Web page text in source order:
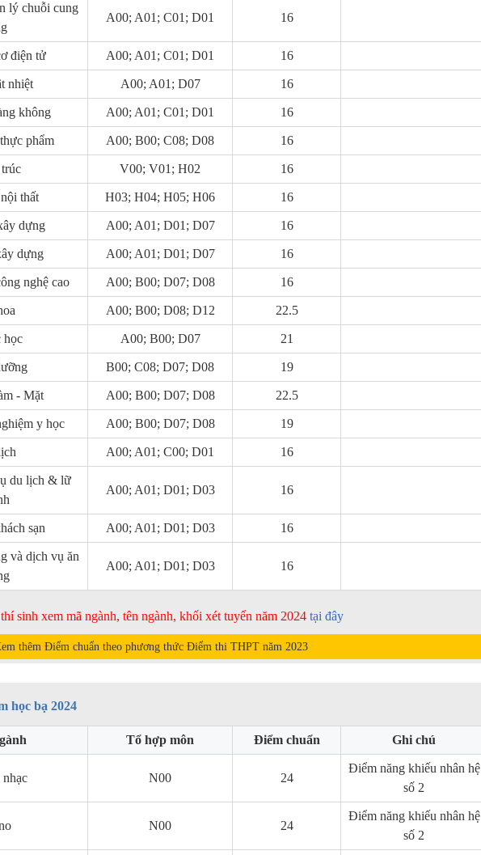
lý chuỗi cung
A00; A01; C01; D01 16
điện tử A00; A01; C01; D01 16
nhiệt A00; A01; D07 16
không A00; A01; C01; D01 16
phẩm A00; B00; C08; D08 16
V00; V01; H02 16
thất H03; H04; H05; H06 16
dựng A00; A01; D01; D07 16
dựng A00; A01; D01; D07 16
nghệ cao A00; B00; D07; D08 16
A00; B00; D08; D12 22.5
học A00; B00; D07 21
B00; C08; D07; D08 19
- Mặt A00; B00; D07; D08 22.5
y học A00; B00; D07; D08 19
A00; A01; C00; D01 16
du lịch & lữ
A00; A01; D01; D03 16
sạn A00; A01; D01; D03 16
và dịch vụ ăn
A00; A01; D01; D03 16
sinh xem mã ngành, tên ngành, khối xét tuyển năm 2024 tại đây
thêm Điểm chuẩn theo phương thức Điểm thi THPT năm 2023
học bạ 2024
Tổ hợp môn Điểm chuẩn Ghi chú
N00 24
Điểm năng khiếu nhân hệ
số 2
N00 24
Điểm năng khiếu nhân hệ
số 2